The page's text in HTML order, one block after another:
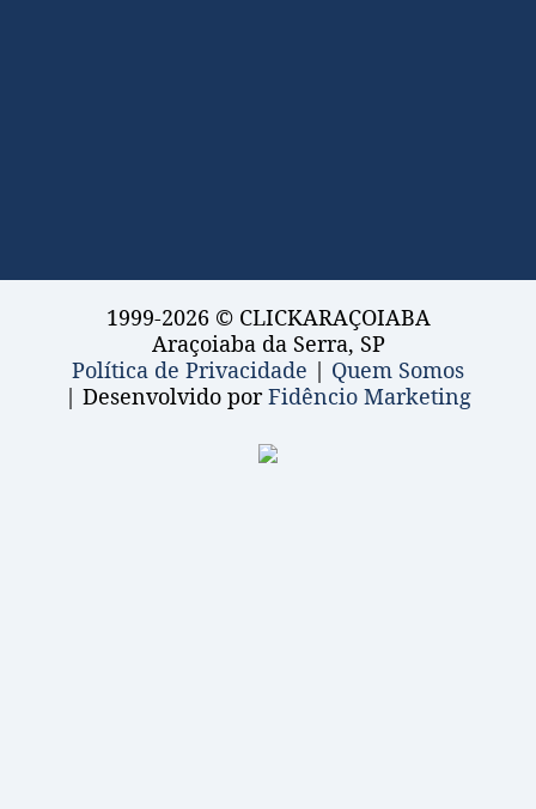
1999-2026 © CLICKARAÇOIABA
Araçoiaba da Serra, SP
Política de Privacidade | Quem Somos
| Desenvolvido porFidêncio Marketing